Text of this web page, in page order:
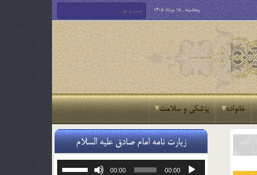
پنجشنبه , 15 مرداد 1405
خانواده پزشکی و سلامت
زیارت نامه امام صادق علیه السلام
پخش‌کننده
00:00
00:00